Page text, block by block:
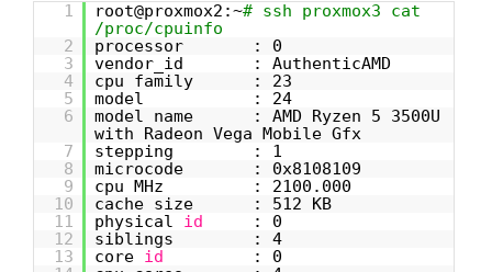
1 root@proxmox2:~# ssh proxmox3 cat
/proc/cpuinfo
2
processor : 0
3
vendor_id : AuthenticAMD
4
cpu family : 23
5
model : 24
6
model name : AMD Ryzen 5 3500U
with Radeon Vega Mobile Gfx
7
stepping : 1
8
microcode : 0x8108109
9
cpu MHz : 2100.000
10
cache size : 512 KB
11
physical id
: 0
12
siblings : 4
13
core id
: 0